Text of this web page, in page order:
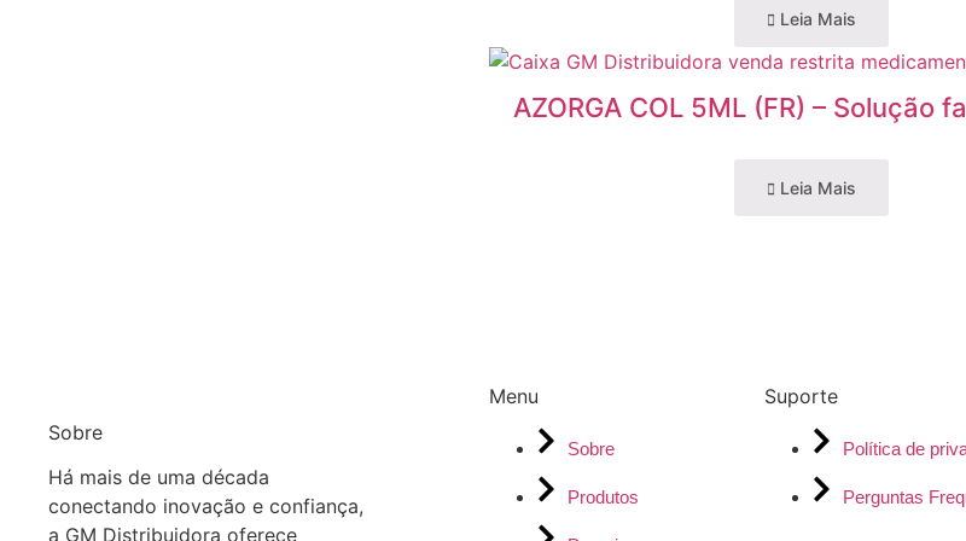
Leia Mais
AZORGA COL 5ML (FR) – Solução
Leia Mais
Sobre
Há mais de uma década
conectando inovação e confiança,
a GM Distribuidora oferece
Menu
Sobre
Produtos
Suporte
Política de
Perguntas